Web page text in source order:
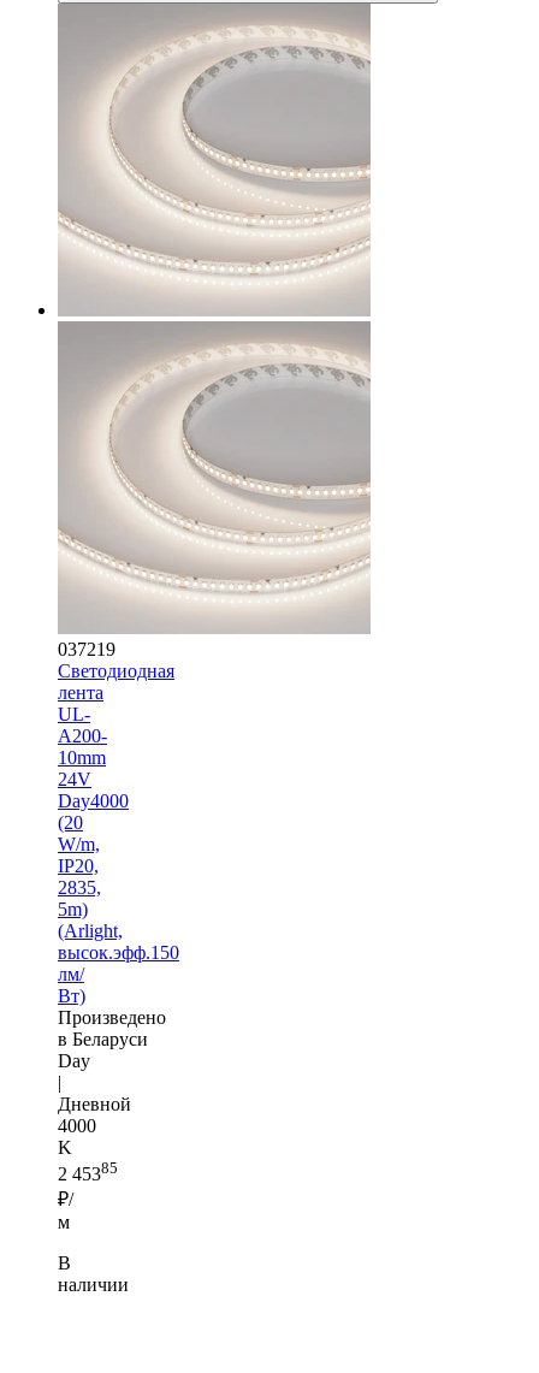
037219
Светодиодная
лента
UL-
A200-
10mm
24V
Day4000
(20
W/m,
IP20,
2835,
5m)
(Arlight,
высок.эфф.150
лм/
Вт)
Произведено
в Беларуси
Day
|
Дневной
4000
K
2 45385
₽/
м
В
наличии